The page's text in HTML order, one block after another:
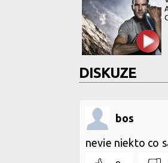
DISKUZE
bos
nevie niekto co